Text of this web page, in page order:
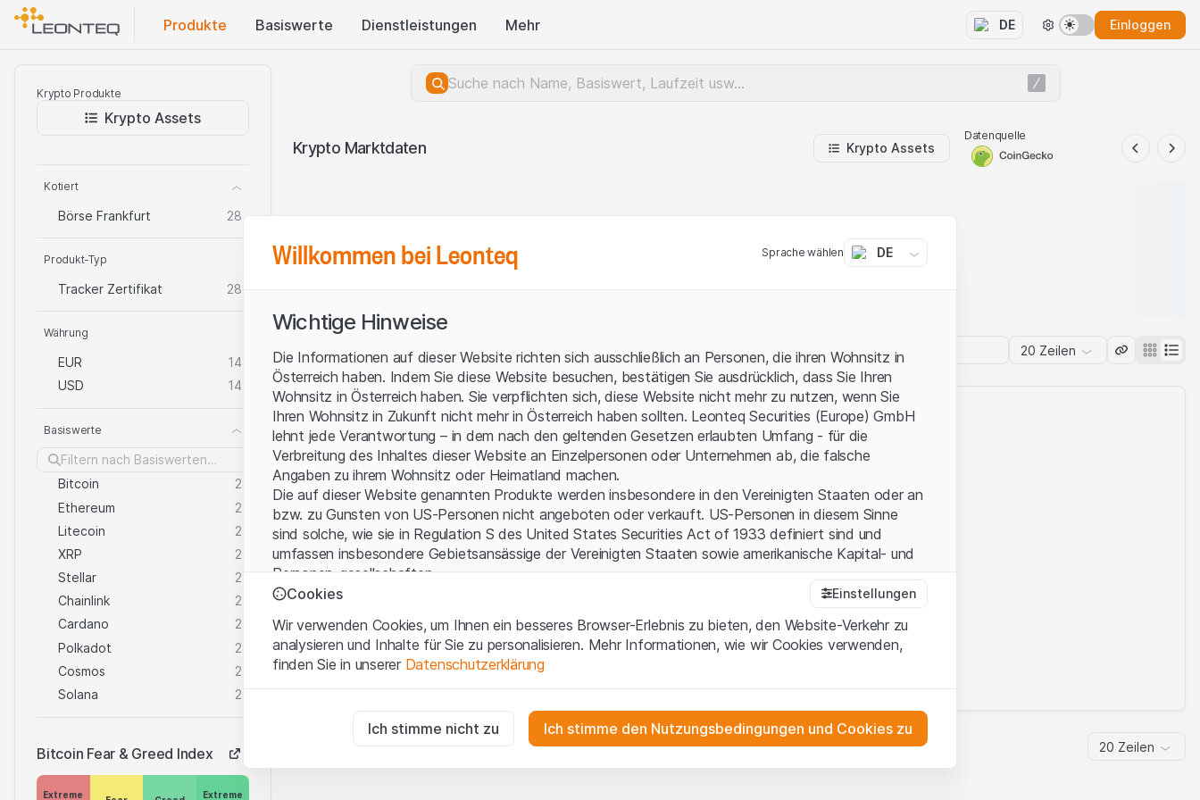
Produkte Basis​werte Dienstleistungen Mehr DE Einloggen
Krypto Produkte
Krypto Assets
Kotiert
Börse Frankfurt 28
Produkt-Typ
Tracker Zertifikat 28
Währung
EUR
14
USD
14
Basis​werte
Bitcoin
2
Ethereum
2
Litecoin
2
XRP
2
Stellar
2
Chainlink
2
Cardano
2
Polkadot
2
Cosmos
2
Solana
2
Bitcoin Fear & Greed Index
Extreme
Extreme
Krypto Marktdaten Krypto Assets
Datenquelle
Krypto Produkte0 of 0 20 Zeilen
Cannot show products.
20 Zeilen
Willkommen bei Leonteq Sprache wählen DE
Wichtige Hinweise
Die Informationen auf dieser Website richten sich ausschließlich an Personen, die ihren Wohnsitz in
Österreich haben. Indem Sie diese Website besuchen, bestätigen Sie ausdrücklich, dass Sie Ihren
Wohnsitz in Österreich haben. Sie verpflichten sich, diese Website nicht mehr zu nutzen, wenn Sie
Ihren Wohnsitz in Zukunft nicht mehr in Österreich haben sollten. Leonteq Securities (Europe) GmbH
lehnt jede Verantwortung – in dem nach den geltenden Gesetzen erlaubten Umfang - für die
Verbreitung des Inhaltes dieser Website an Einzelpersonen oder Unternehmen ab, die falsche
Angaben zu ihrem Wohnsitz oder Heimatland machen.
Die auf dieser Website genannten Produkte werden insbesondere in den Vereinigten Staaten oder an
bzw. zu Gunsten von US-Personen nicht angeboten oder verkauft. US-Personen in diesem Sinne
sind solche, wie sie in Regulation S des United States Securities Act of 1933 definiert sind und
umfassen insbesondere Gebietsansässige der Vereinigten Staaten sowie amerikanische Kapital- und
Personen-gesellschaften.
Mit dem Zugriff auf diese Website erklären Sie, dass Sie die rechtlichen Informationen und die
wichtigen Hinweise und Nutzungsbedingungen verstanden haben und akzeptieren. Wenn Sie mit den
Nutzungsbedingungennicht einverstanden sind, unterlassen Sie bitte den Zugriff auf diese Website.
Kein Angebot, keine Aufforderung zum Kauf
Die auf der Website enthaltenen oder beschriebenen Informationen, Produkte, Daten,
Dienstleistungen, Tools und Unterlagen („Inhalte der Website“) dienen ausschließlich
Informationszwecken und stellen weder ein Angebot noch eine Aufforderung zum Erwerb oder zum
Cookies Einstellungen
Wir verwenden Cookies, um Ihnen ein besseres Browser-Erlebnis zu bieten, den Website-Verkehr zu
analysieren und Inhalte für Sie zu personalisieren. Mehr Informationen, wie wir Cookies verwenden,
finden Sie in unserer Datenschutzerklärung
Diese Cookies sind für die Website erforderlich und können nicht deaktiviert werden.
Ich stimme nicht zu Ich stimme den Nutzungsbedingungen und Cookies zu